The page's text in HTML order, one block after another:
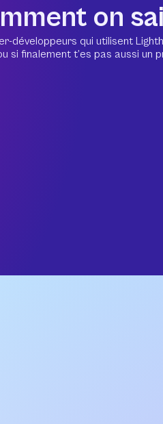
on
développeurs qui utilisent
si finalement t’es pas aussi un